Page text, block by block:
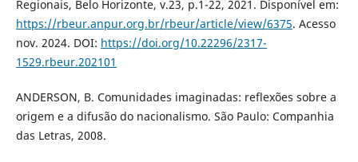
Regionais, Belo Horizonte, v.23, p.1-22, 2021. Disponível em:
https://rbeur.anpur.org.br/rbeur/article/view/6375. Acesso
nov. 2024. DOI: https://doi.org/10.22296/2317-
1529.rbeur.202101
ANDERSON, B. Comunidades imaginadas: reflexões sobre a
origem e a difusão do nacionalismo. São Paulo: Companhia
das Letras, 2008.